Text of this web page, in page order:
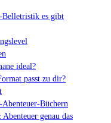
Belletristik es gibt
ideal?
passt zu dir?
Büchern
genau das